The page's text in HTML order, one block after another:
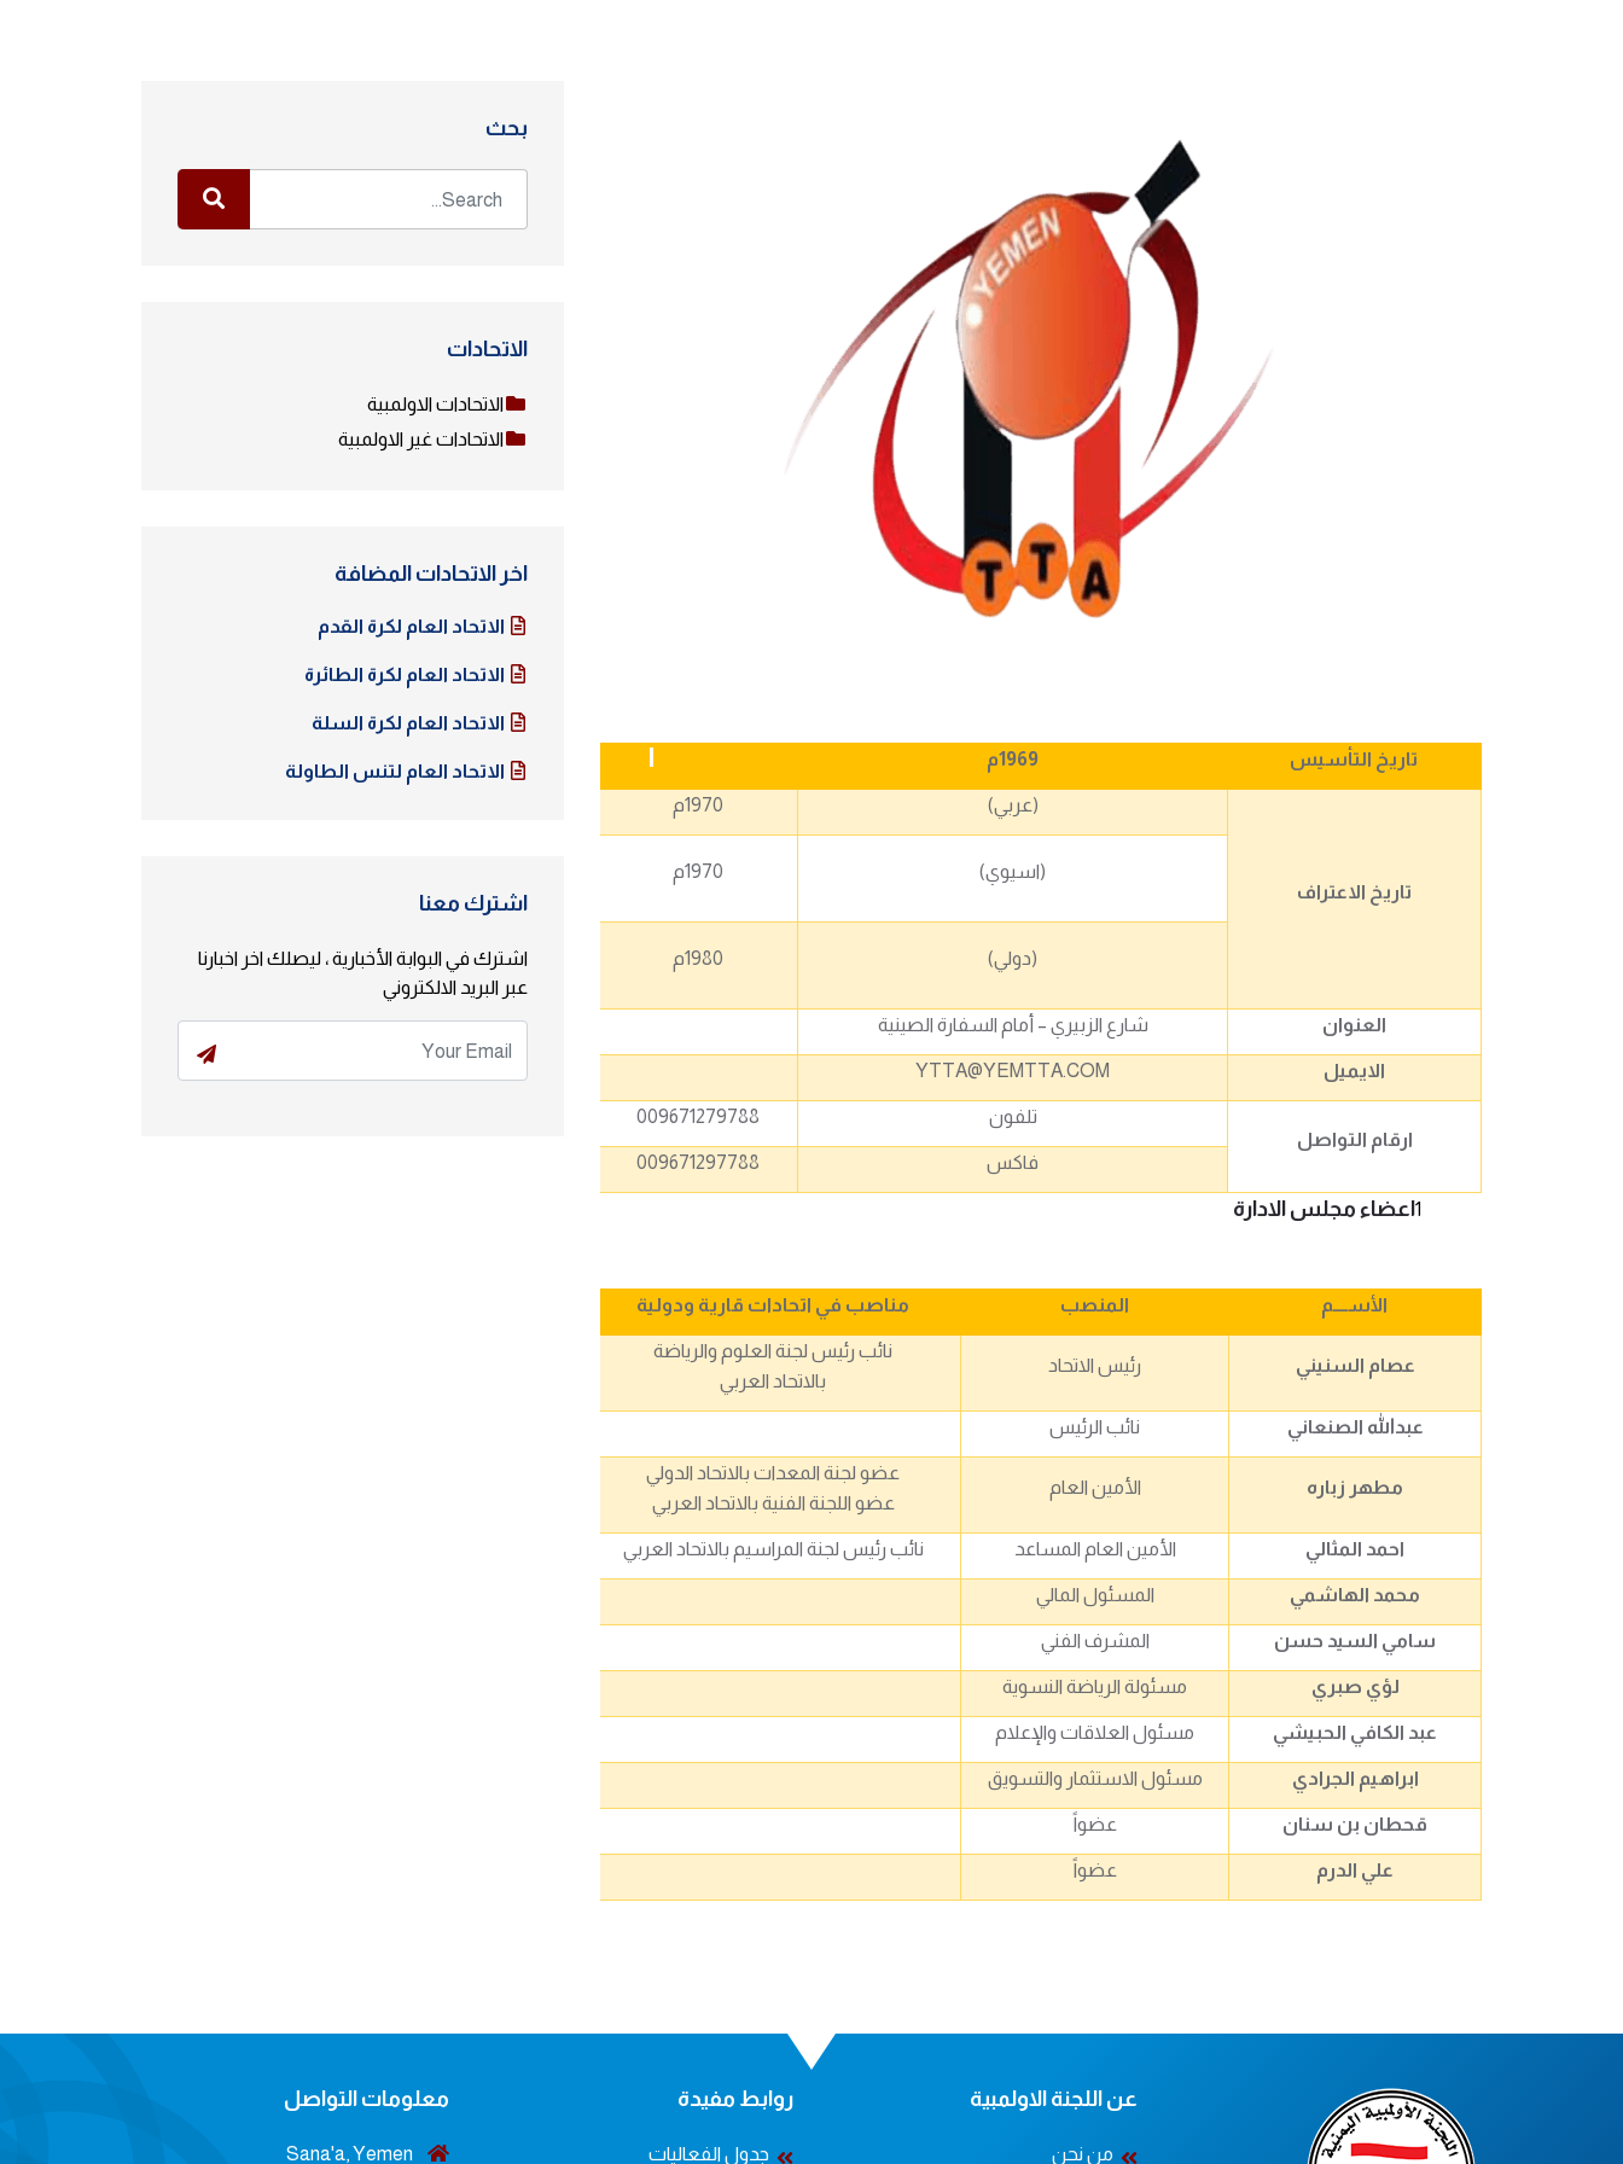
تاريخ التأسيس م1969
تاريخ الاعتراف
(عربي) م1970
(اسيوي) م1970
(دولي) م1980
العنوان شارع الزبيري – أمام السفارة الصينية
الايميل YTTA@YEMTTA.COM
ارقام التواصل
تلفون 009671279788
فاكس 009671297788
اعضاء مجلس الادارة
الأســــم المنصب مناصب في اتحادات قارية ودولية
عصام السنيني رئيس الاتحاد
نائب رئيس لجنة العلوم والرياضة
بالاتحاد العربي
عبدالله الصنعاني نائب الرئيس
مطهر زباره الأمين العام
عضو لجنة المعدات بالاتحاد الدولي
عضو اللجنة الفنية بالاتحاد العربي
احمد المثالي الأمين العام المساعد نائب رئيس لجنة المراسيم بالاتحاد العربي
محمد الهاشمي المسئول المالي
سامي السيد حسن المشرف الفني
لؤي صبري مسئولة الرياضة النسوية
عبد الكافي الحبيشي مسئول العلاقات والإعلام
ابراهيم الجرادي مسئول الاستثمار والتسويق
قحطان بن سنان عضواً
علي الدرم عضواً
بحث
الاتحادات
الاتحادات الاولمبية
الاتحادات غير الاولمبية
اخر الاتحادات المضافة
الاتحاد العام لكرة القدم
الاتحاد العام لكرة الطائرة
الاتحاد العام لكرة السلة
الاتحاد العام لتنس الطاولة
اشترك معنا
اشترك في البوابة الأخبارية ، ليصلك اخر اخبارنا
عبر البريد الالكتروني
عن اللجنة الاولمبية
من نحن
روابط مفيدة
جدول الفعاليات
معلومات التواصل
Sana'a, Yemen